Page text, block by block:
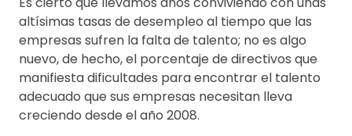
altísimas tasas de desempleo al tiempo que las
empresas sufren la falta de talento; no es algo
nuevo, de hecho, el porcentaje de directivos que
manifiesta dificultades para encontrar el talento
adecuado que sus empresas necesitan lleva
creciendo desde el año 2008.